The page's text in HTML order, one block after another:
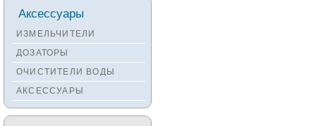
Смесители KANTERA
Смесители SEAMAN
Смесители
Zigmund&Shtain
Смесители OULIN
Смесители под бронзу
Аксессуары
ИЗМЕЛЬЧИТЕЛИ
ДОЗАТОРЫ
ОЧИСТИТЕЛИ ВОДЫ
АКСЕССУАРЫ